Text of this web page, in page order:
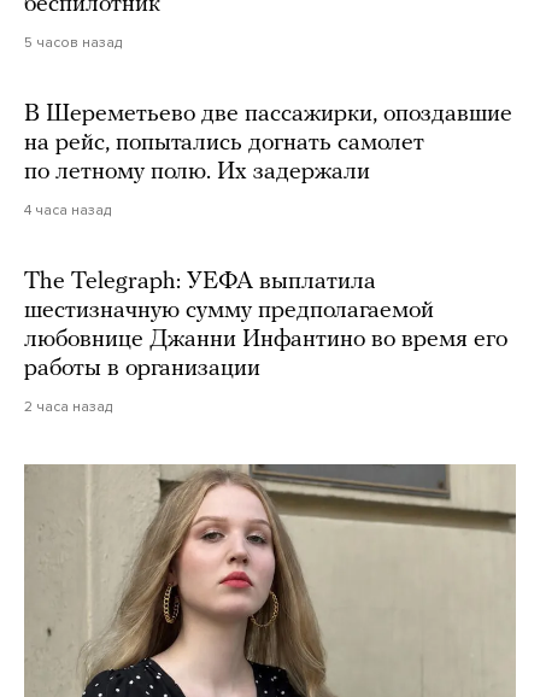
беспилотник
5 часов назад
В Шереметьево две пассажирки, опоздавшие
на рейс, попытались догнать самолет
по летному полю. Их задержали
4 часа назад
The Telegraph: УЕФА выплатила
шестизначную сумму предполагаемой
любовнице Джанни Инфантино во время его
работы в организации
2 часа назад